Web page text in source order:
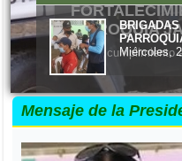
PARROQUIA
Dando cumplimiento
Miércoles,
DIRIGIDO
LA
Miércoles,
Mensaje de la